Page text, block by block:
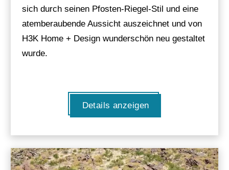
sich durch seinen Pfosten-Riegel-Stil und eine
atemberaubende Aussicht auszeichnet und von
H3K Home + Design wunderschön neu gestaltet
wurde.
Details anzeigen